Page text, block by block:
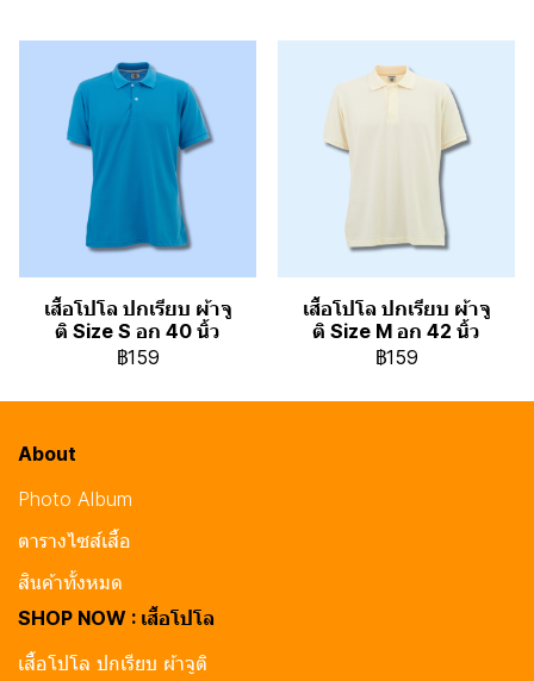
เสื้อโปโล ปกเรียบ ผ้าจู
ติ Size S อก 40 นิ้ว
฿159
เสื้อโปโล ปกเรียบ ผ้าจู
ติ Size M อก 42 นิ้ว
฿159
About
Photo Album
ตารางไซส์เสื้อ
สินค้าทั้งหมด
SHOP NOW : เสื้อโปโล
เสื้อโปโล ปกเรียบ ผ้าจูติ